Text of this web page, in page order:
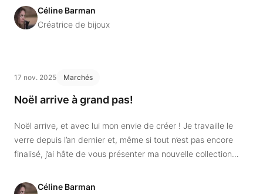
Sophie capte l’instant
Céline façonne la matière
Céline Barman
Créatrice de bijoux
17 nov. 2025 Marchés
Noël arrive à grand pas!
Noël arrive, et avec lui mon envie de créer ! Je travaille le
verre depuis l’an dernier et, même si tout n’est pas encore
finalisé, j’ai hâte de vous présenter ma nouvelle collection
Céline Barman